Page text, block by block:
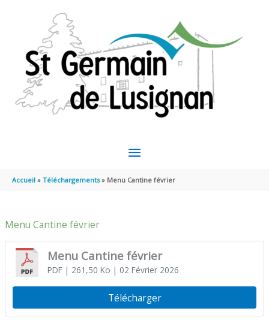
MENU
PRINCIPAL
Accueil Téléchargements Menu Cantine février
Menu Cantine février
Menu Cantine février
PDF| 261,50 Ko | 02 Février 2026
Télécharger